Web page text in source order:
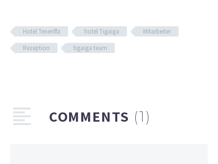
Hotel Teneriffa hotel Tigaiga
Mitarbeiter
Rezeption
tigaiga team
COMMENTS (1)